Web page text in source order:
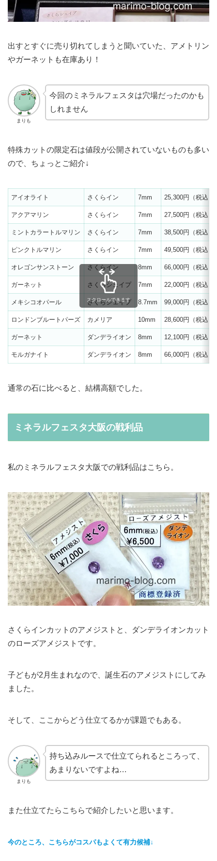
出すとすぐに売り切れてしまうと聞いていた、アメトリン
やガーネットも在庫あり！
まりも
今回のミネラルフェスタは穴場だったのかも
しれません
特殊カットの限定石は値段が公開されていないものも多い
ので、ちょっとご紹介↓
アイオライト さくらイン 7mm 25,300円（税込）
アクアマリン さくらイン 7mm 27,500円（税込）
ミントカラートルマリン さくらイン 7mm 38,500円（税込）
ピンクトルマリン さくらイン 7mm 49,500円（税込）
オレゴンサンストーン さくらイン 8mm 66,000円（税込）
ガーネット さくらシェイプ 7mm 22,000円（税込）
メキシコオパール さくらシェイプ 8.7mm 99,000円（税込）
ロンドンブルートパーズ カメリア 10mm 28,600円（税込）
ガーネット ダンデライオン 8mm 12,100円（税込）
モルガナイト ダンデライオン 8mm 66,000円（税込）
スクロールできます
通常の石に比べると、結構高額でした。
ミネラルフェスタ大阪の戦利品
私のミネラルフェスタ大阪での戦利品はこちら。
さくらインカットのアメジストと、ダンデライオンカット
のローズアメジストです。
子どもが2月生まれなので、誕生石のアメジストにしてみ
ました。
そして、ここからどう仕立てるかが課題でもある。
まりも
持ち込みルースで仕立てられるところって、
あまりないですよね…
また仕立てたらこちらで紹介したいと思います。
今のところ、こちらがコスパもよくて有力候補↓